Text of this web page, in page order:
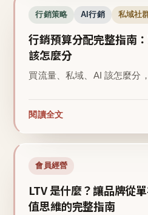
行銷策略 AI行銷 私域社
行銷預算分配完整指南
該怎麼分
買流量、私域、AI 該怎麼分
閱讀全文
會員經營
LTV 是什麼？讓品牌從
值思維的完整指南